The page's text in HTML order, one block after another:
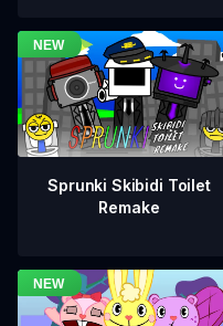
Sprunki Skibidi Toilet
Remake